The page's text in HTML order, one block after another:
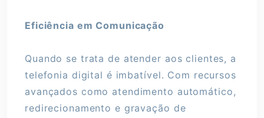
Eficiência em Comunicação
Quando se trata de atender aos clientes, a
telefonia digital é imbatível. Com recursos
avançados como atendimento automático,
redirecionamento e gravação de